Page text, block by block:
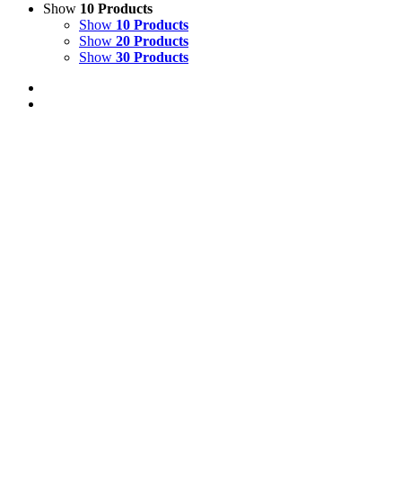
Show 10 Products
Show 10 Products
Show 20 Products
Show 30 Products